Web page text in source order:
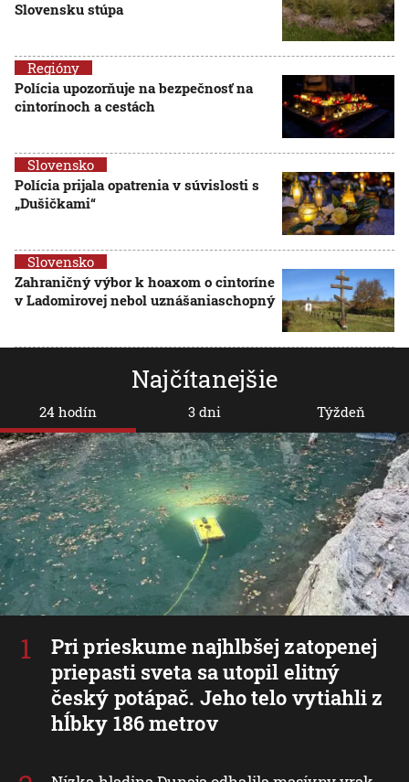
Slovensku stúpa
Regióny
Polícia upozorňuje na bezpečnosť na
cintorínoch a cestách
Slovensko
Polícia prijala opatrenia v súvislosti s
„Dušičkami“
Slovensko
Zahraničný výbor k hoaxom o cintoríne
v Ladomirovej nebol uznášaniaschopný
Najčítanejšie
24 hodín
Pri prieskume najhlbšej zatopenej
priepasti sveta sa utopil elitný
český potápač. Jeho telo vytiahli z
hĺbky 186 metrov
3 dni Týždeň